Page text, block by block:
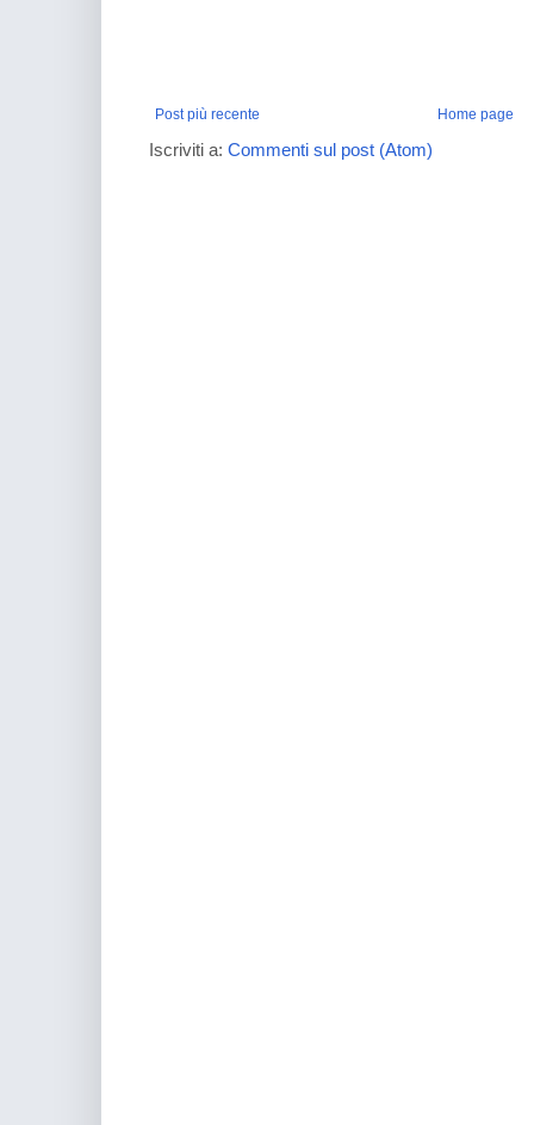
Post più recente Home page
Iscriviti a: Commenti sul post (Atom)